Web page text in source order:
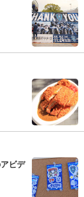
ビデ